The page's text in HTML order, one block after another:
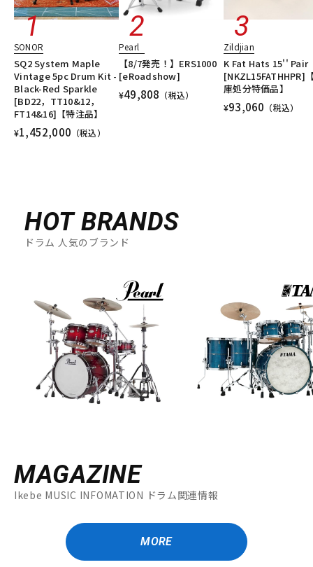
SONOR
SQ2 System Maple
Vintage 5pc Drum Kit -
Black-Red Sparkle
[BD22，TT10&12，
FT14&16]【特注品】
¥1,452,000 （税込）
Pearl
【8/7発売！】ERS1000
[eRoadshow]
¥49,808 （税込）
Zildjian
K Fat Hats 15'' Pair
[NKZL15FATHHPR]
庫処分特価品】
¥93,060 （税込）
HOT BRANDS
ドラム 人気のブランド
MAGAZINE
Ikebe MUSIC INFOMATION ドラム関連情報
MORE